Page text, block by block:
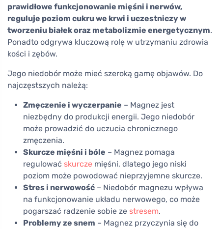
prawidłowe funkcjonowanie mięśni i nerwów,
reguluje poziom cukru we krwi i uczestniczy w
tworzeniu białek oraz metabolizmie energetycznym.
Ponadto odgrywa kluczową rolę w utrzymaniu zdrowia
kości i zębów.
Jego niedobór może mieć szeroką gamę objawów. Do
najczęstszych należą:
Zmęczenie i wyczerpanie – Magnez jest
niezbędny do produkcji energii. Jego niedobór
może prowadzić do uczucia chronicznego
zmęczenia.
Skurcze mięśni i bóle – Magnez pomaga
regulować skurcze mięśni, dlatego jego niski
poziom może powodować nieprzyjemne skurcze.
Stres i nerwowość – Niedobór magnezu wpływa
na funkcjonowanie układu nerwowego, co może
pogarszać radzenie sobie ze stresem.
Problemy ze snem – Magnez przyczynia się do